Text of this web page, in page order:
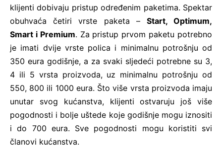
klijenti dobivaju pristup određenim paketima. Spektar
obuhvaća četiri vrste paketa – Start, Optimum,
Smart i Premium. Za pristup prvom paketu potrebno
je imati dvije vrste polica i minimalnu potrošnju od
350 eura godišnje, a za svaki sljedeći potrebne su 3,
4 ili 5 vrsta proizvoda, uz minimalnu potrošnju od
550, 800 ili 1000 eura. Što više vrsta proizvoda imaju
unutar svog kućanstva, klijenti ostvaruju još više
pogodnosti i bolje uštede koje godišnje mogu iznositi
i do 700 eura. Sve pogodnosti mogu koristiti svi
članovi kućanstva.